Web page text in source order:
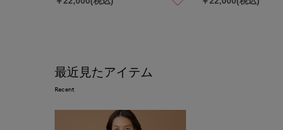
最近見たアイテム
Recent